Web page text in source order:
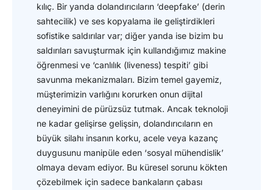
kılıç. Bir yanda dolandırıcıların ‘deepfake’ (derin
sahtecilik) ve ses kopyalama ile geliştirdikleri
sofistike saldırılar var; diğer yanda ise bizim bu
saldırıları savuşturmak için kullandığımız makine
öğrenmesi ve ‘canlılık (liveness) tespiti’ gibi
savunma mekanizmaları. Bizim temel gayemiz,
müşterimizin varlığını korurken onun dijital
deneyimini de pürüzsüz tutmak. Ancak teknoloji
ne kadar gelişirse gelişsin, dolandırıcıların en
büyük silahı insanın korku, acele veya kazanç
duygusunu manipüle eden ‘sosyal mühendislik’
olmaya devam ediyor. Bu küresel sorunu kökten
çözebilmek için sadece bankaların çabası